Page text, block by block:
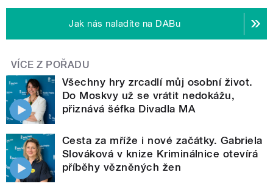
Jak nás naladíte na DABu
VÍCE Z POŘADU
Všechny hry zrcadlí můj osobní život.
Do Moskvy už se vrátit nedokážu,
přiznává šéfka Divadla MA
Cesta za mříže i nové začátky. Gabriela
Slováková v knize Kriminálnice otevírá
příběhy vězněných žen